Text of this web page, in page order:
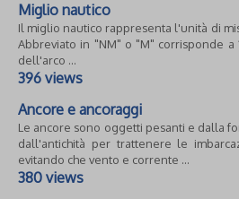
Miglio nautico
Il miglio nautico rappresenta l'unità di
Abbreviato in "NM" o "M" corrisponde a
dell'arco ...
396 views
Ancore e ancoraggi
Le ancore sono oggetti pesanti e dalla
dall'antichità per trattenere le
evitando che vento e corrente ...
380 views